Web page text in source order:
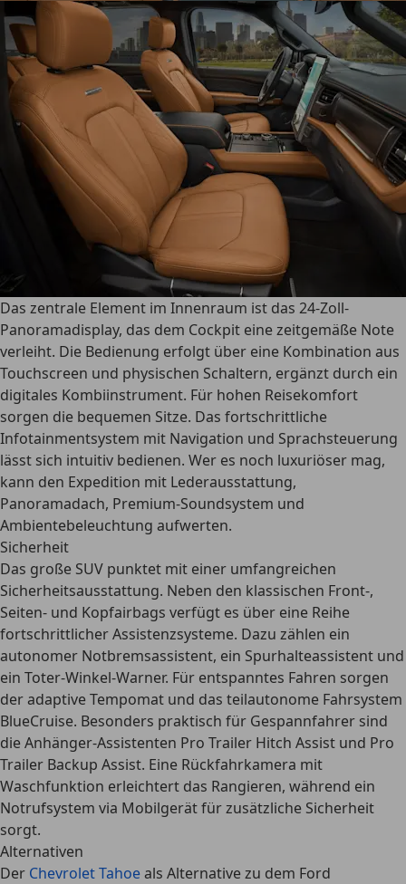
Das zentrale Element im Innenraum ist das 24-Zoll-
Panoramadisplay, das dem Cockpit eine zeitgemäße Note
verleiht. Die Bedienung erfolgt über eine Kombination aus
Touchscreen und physischen Schaltern, ergänzt durch ein
digitales Kombiinstrument. Für hohen Reisekomfort
sorgen die bequemen Sitze. Das fortschrittliche
Infotainmentsystem mit Navigation und Sprachsteuerung
lässt sich intuitiv bedienen. Wer es noch luxuriöser mag,
kann den Expedition mit Lederausstattung,
Panoramadach, Premium-Soundsystem und
Ambientebeleuchtung aufwerten.
Sicherheit
Das große SUV punktet mit einer umfangreichen
Sicherheitsausstattung. Neben den klassischen Front-,
Seiten- und Kopfairbags verfügt es über eine Reihe
fortschrittlicher Assistenzsysteme. Dazu zählen ein
autonomer Notbremsassistent, ein Spurhalteassistent und
ein Toter-Winkel-Warner. Für entspanntes Fahren sorgen
der adaptive Tempomat und das teilautonome Fahrsystem
BlueCruise. Besonders praktisch für Gespannfahrer sind
die Anhänger-Assistenten Pro Trailer Hitch Assist und Pro
Trailer Backup Assist. Eine Rückfahrkamera mit
Waschfunktion erleichtert das Rangieren, während ein
Notrufsystem via Mobilgerät für zusätzliche Sicherheit
sorgt.
Alternativen
Der Chevrolet Tahoeals Alternative zu dem Ford